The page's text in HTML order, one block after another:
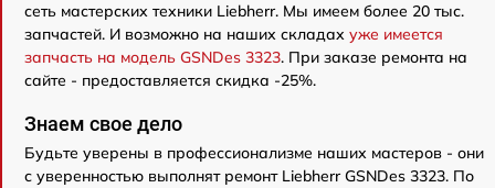
сеть мастерских техники Liebherr. Мы имеем более 20 тыс.
запчастей. И возможно на наших складах уже имеется
запчасть на модель GSNDes 3323. При заказе ремонта на
сайте - предоставляется скидка -25%.
Знаем свое дело
Будьте уверены в профессионализме наших мастеров - они
с уверенностью выполнят ремонт Liebherr GSNDes 3323. По